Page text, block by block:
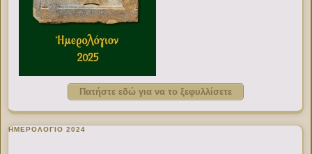
Πατήστε εδώ για να το ξεφυλλίσετε
ΗΜΕΡΟΛΟΓΙΟ 2024